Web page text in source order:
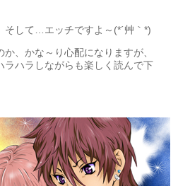
そして…エッチですよ～(*´艸｀*)
、かな～り心配になりますが、
ラハラしながらも楽しく読んで下